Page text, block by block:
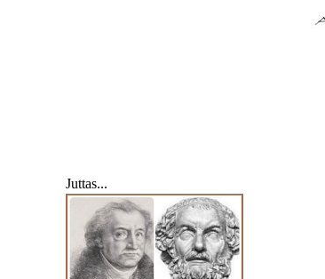
Juttas...